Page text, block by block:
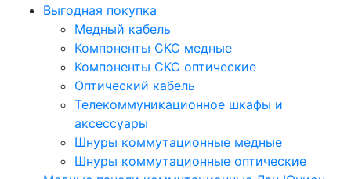
Выгодная покупка
Медный кабель
Компоненты СКС медные
Компоненты СКС оптические
Оптический кабель
Телекоммуникационное шкафы и
аксессуары
Шнуры коммутационные медные
Шнуры коммутационные оптические